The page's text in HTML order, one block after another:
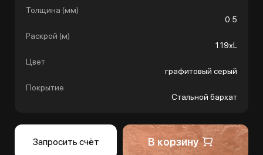
Толщина (мм)
0.5
Раскрой (м)
1.19хL
Цвет
графитовый серый
Покрытие
Стальной бархат
Запросить счёт В корзину